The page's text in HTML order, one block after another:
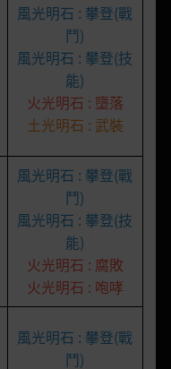
風光明石 : 攀登(戰
鬥)
風光明石 : 攀登(技
能)
火光明石 : 墮落
土光明石 : 武裝
風光明石 : 攀登(戰
鬥)
風光明石 : 攀登(技
能)
火光明石 : 腐敗
火光明石 : 咆哮
風光明石 : 攀登(戰
鬥)